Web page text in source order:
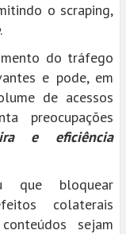
o scraping,
.
do tráfego
e pode, em
de acessos
preocupações
e eficiência
que bloquear
colaterais
sejam